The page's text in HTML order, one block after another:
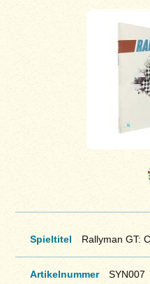
Spieltitel Rallyman GT:
Artikelnummer SYN007